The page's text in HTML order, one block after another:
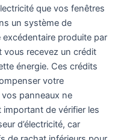
que vos fenêtres
un système de
produite par
recevez un crédit
énergie. Ces crédits
votre
panneaux ne
de vérifier les
d’électricité, car